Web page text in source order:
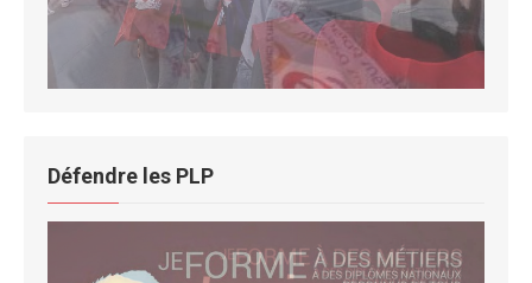
Défendre les PLP